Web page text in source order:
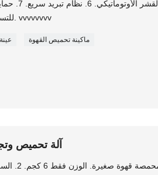
القشر
للتسرب + حماية تلقائية لإيقاف التسخين. vvvvvvvv
ماكينة تحميص القهوة
آلة تحميص